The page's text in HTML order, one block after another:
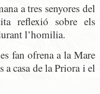
a tres senyores del
reflexió sobre els
l’homilia.
fan ofrena a la Mare
a casa de la Priora i el